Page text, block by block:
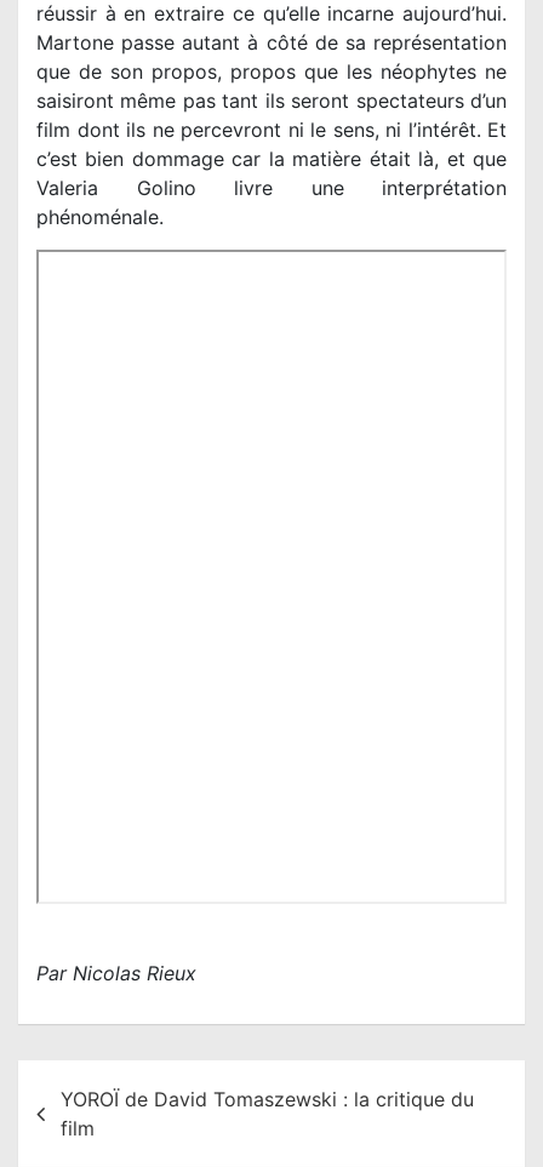
réussir à en extraire ce qu’elle incarne aujourd’hui.
Martone passe autant à côté de sa représentation
que de son propos, propos que les néophytes ne
saisiront même pas tant ils seront spectateurs d’un
film dont ils ne percevront ni le sens, ni l’intérêt. Et
c’est bien dommage car la matière était là, et que
Valeria Golino livre une interprétation
phénoménale.
Par Nicolas Rieux
YOROÏ de David Tomaszewski : la critique du
film